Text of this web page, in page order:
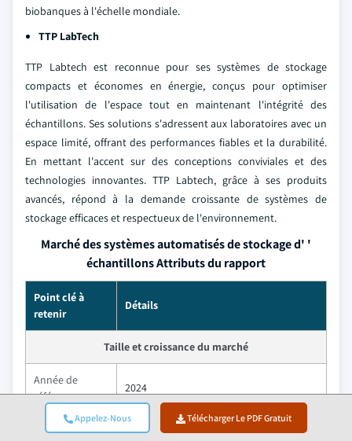
Appelez-Nous Télécharger Le PDF Gratuit
biobanques à l'échelle mondiale.
TTP LabTech
TTP Labtech est reconnue pour ses systèmes de stockage
compacts et économes en énergie, conçus pour optimiser
l'utilisation de l'espace tout en maintenant l'intégrité des
échantillons. Ses solutions s'adressent aux laboratoires avec un
espace limité, offrant des performances fiables et la durabilité.
En mettant l'accent sur des conceptions conviviales et des
technologies innovantes. TTP Labtech, grâce à ses produits
avancés, répond à la demande croissante de systèmes de
stockage efficaces et respectueux de l'environnement.
Marché des systèmes automatisés de stockage d' '
échantillons Attributs du rapport
Point clé à
retenir
Détails
Taille et croissance du marché
Année de
référence
2024
Taille du